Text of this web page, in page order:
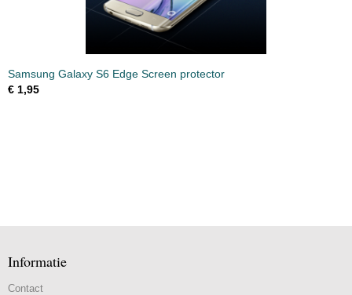
Samsung Galaxy S6 Edge Screen protector
€ 1,95
Informatie
Contact